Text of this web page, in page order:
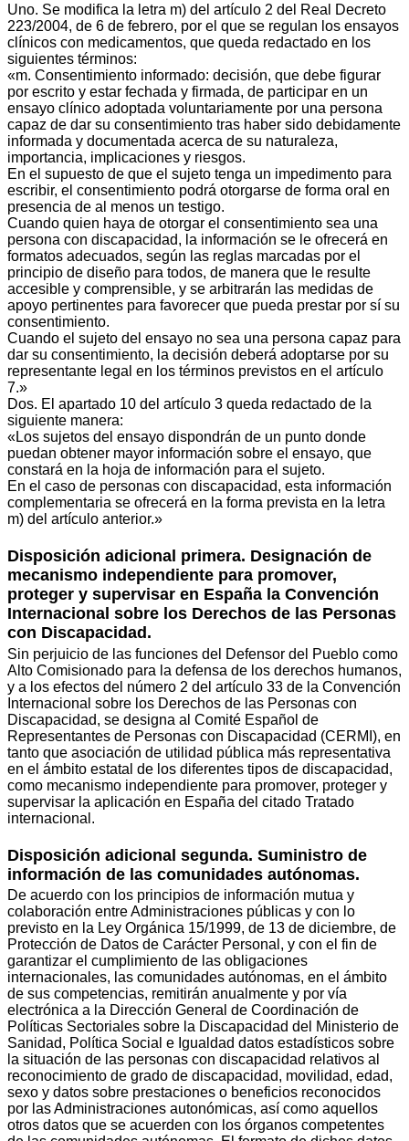
Uno. Se modifica la letra m) del artículo 2 del Real Decreto
223/2004, de 6 de febrero, por el que se regulan los ensayos
clínicos con medicamentos, que queda redactado en los
siguientes términos:
«m. Consentimiento informado: decisión, que debe figurar
por escrito y estar fechada y firmada, de participar en un
ensayo clínico adoptada voluntariamente por una persona
capaz de dar su consentimiento tras haber sido debidamente
informada y documentada acerca de su naturaleza,
importancia, implicaciones y riesgos.
En el supuesto de que el sujeto tenga un impedimento para
escribir, el consentimiento podrá otorgarse de forma oral en
presencia de al menos un testigo.
Cuando quien haya de otorgar el consentimiento sea una
persona con discapacidad, la información se le ofrecerá en
formatos adecuados, según las reglas marcadas por el
principio de diseño para todos, de manera que le resulte
accesible y comprensible, y se arbitrarán las medidas de
apoyo pertinentes para favorecer que pueda prestar por sí su
consentimiento.
Cuando el sujeto del ensayo no sea una persona capaz para
dar su consentimiento, la decisión deberá adoptarse por su
representante legal en los términos previstos en el artículo
7.»
Dos. El apartado 10 del artículo 3 queda redactado de la
siguiente manera:
«Los sujetos del ensayo dispondrán de un punto donde
puedan obtener mayor información sobre el ensayo, que
constará en la hoja de información para el sujeto.
En el caso de personas con discapacidad, esta información
complementaria se ofrecerá en la forma prevista en la letra
m) del artículo anterior.»
Disposición adicional primera. Designación de
mecanismo independiente para promover,
proteger y supervisar en España la Convención
Internacional sobre los Derechos de las Personas
con Discapacidad.
Sin perjuicio de las funciones del Defensor del Pueblo como
Alto Comisionado para la defensa de los derechos humanos,
y a los efectos del número 2 del artículo 33 de la Convención
Internacional sobre los Derechos de las Personas con
Discapacidad, se designa al Comité Español de
Representantes de Personas con Discapacidad (CERMI), en
tanto que asociación de utilidad pública más representativa
en el ámbito estatal de los diferentes tipos de discapacidad,
como mecanismo independiente para promover, proteger y
supervisar la aplicación en España del citado Tratado
internacional.
Disposición adicional segunda. Suministro de
información de las comunidades autónomas.
De acuerdo con los principios de información mutua y
colaboración entre Administraciones públicas y con lo
previsto en la Ley Orgánica 15/1999, de 13 de diciembre, de
Protección de Datos de Carácter Personal, y con el fin de
garantizar el cumplimiento de las obligaciones
internacionales, las comunidades autónomas, en el ámbito
de sus competencias, remitirán anualmente y por vía
electrónica a la Dirección General de Coordinación de
Políticas Sectoriales sobre la Discapacidad del Ministerio de
Sanidad, Política Social e Igualdad datos estadísticos sobre
la situación de las personas con discapacidad relativos al
reconocimiento de grado de discapacidad, movilidad, edad,
sexo y datos sobre prestaciones o beneficios reconocidos
por las Administraciones autonómicas, así como aquellos
otros datos que se acuerden con los órganos competentes